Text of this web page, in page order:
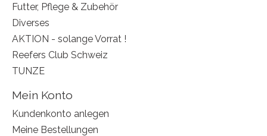
Futter, Pflege & Zubehör
Diverses
AKTION - solange Vorrat !
Reefers Club Schweiz
TUNZE
Mein Konto
Kundenkonto anlegen
Meine Bestellungen